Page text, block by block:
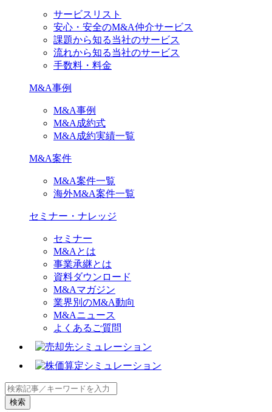
サービスリスト
安心・安全のM&A仲介サービス
課題から知る当社のサービス
流れから知る当社のサービス
手数料・料金
M&A事例
M&A事例
M&A成約式
M&A成約実績一覧
M&A案件
M&A案件一覧
海外M&A案件一覧
セミナー・ナレッジ
セミナー
M&Aとは
事業承継とは
資料ダウンロード
M&Aマガジン
業界別のM&A動向
M&Aニュース
よくあるご質問